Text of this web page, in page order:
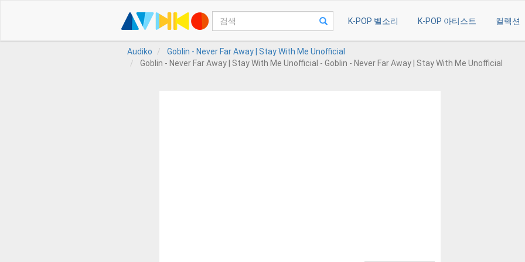
K-POP 벨소리 K-POP 아티스트 컬렉션
Audiko
Goblin - Never Far Away | Stay With Me Unofficial
Goblin - Never Far Away | Stay With Me Unofficial - Goblin - Never Far Away | Stay With Me Unofficial